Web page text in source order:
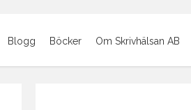
Blogg Böcker Om Skrivhälsan AB